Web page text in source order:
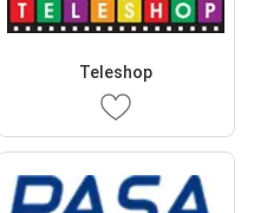
Teleshop